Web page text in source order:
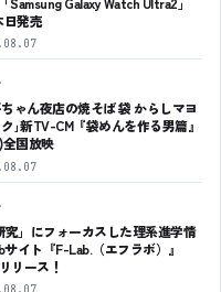
日発売
ちゃん夜店の焼そば 袋 からしマヨ
｣新TV-CM『袋めんを作る男篇』
国放映
究」にフォーカスした理系進学情
イト『F-Lab.（エフラボ）』
リース！